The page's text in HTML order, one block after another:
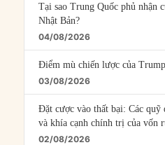
Tại sao Trung Quốc phủ nhận
Nhật Bản?
04/08/2026
Điểm mù chiến lược của
03/08/2026
Đặt cược vào thất bại: Các quỹ
và khía cạnh chính trị của vốn
02/08/2026